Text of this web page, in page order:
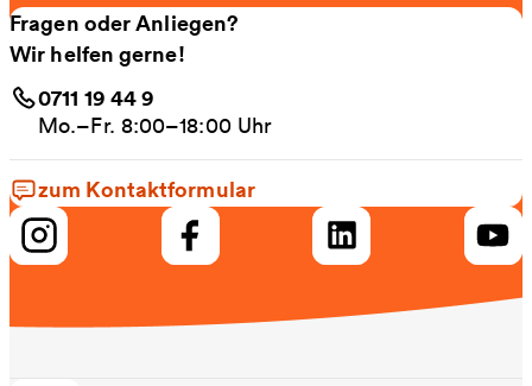
Fragen oder Anliegen?
Wir helfen gerne!
0711 19 44 9
Mo.–Fr. 8:00–18:00 Uhr
zum Kontaktformular